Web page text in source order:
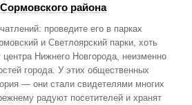
района
проведите его в парках
и Светлоярский парки, хоть
Нижнего Новгорода, неизменно
города. У этих общественных
— они стали свидетелями многих
радуют посетителей и хранят